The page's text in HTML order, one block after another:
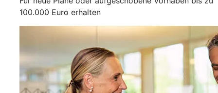
100.000 Euro erhalten